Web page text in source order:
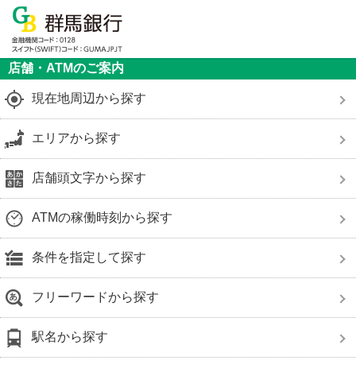
店舗・ATMのご案内
現在地周辺から探す
エリアから探す
店舗頭文字から探す
ATMの稼働時刻から探す
条件を指定して探す
フリーワードから探す
駅名から探す